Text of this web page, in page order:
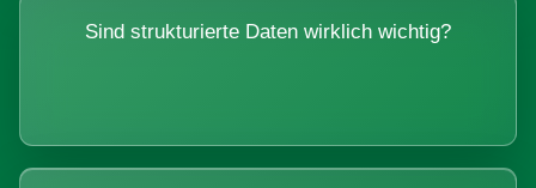
Sind strukturierte Daten wirklich wichtig?